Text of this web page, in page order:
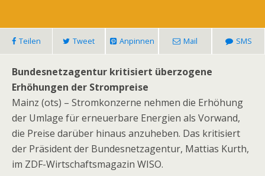
Teilen Tweet Anpinnen Mail SMS
Bundesnetzagentur kritisiert überzogene
Erhöhungen der Strompreise
Mainz (ots) – Stromkonzerne nehmen die Erhöhung
der Umlage für erneuerbare Energien als Vorwand,
die Preise darüber hinaus anzuheben. Das kritisiert
der Präsident der Bundesnetzagentur, Mattias Kurth,
im ZDF-Wirtschaftsmagazin WISO.